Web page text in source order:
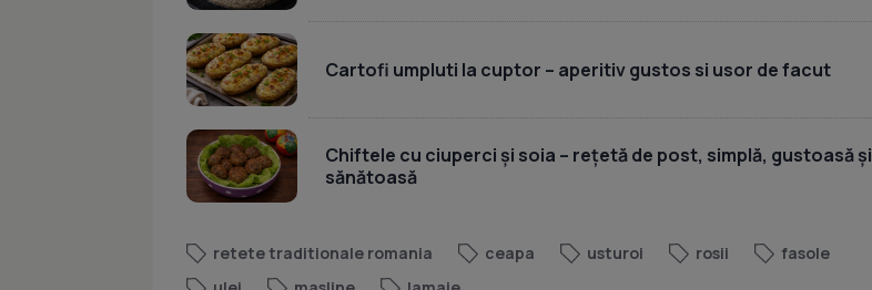
Cartofi umpluti la cuptor – aperitiv gustos si usor de facut
Chiftele cu ciuperci și soia – rețetă de post, simplă, gustoasă și
sănătoasă
retete traditionale romania ceapa usturoi rosii
fasole